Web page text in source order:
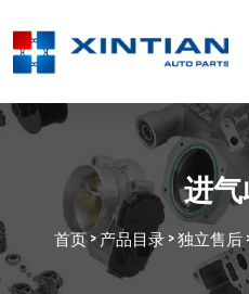
进
首页>产品目录>独立售后